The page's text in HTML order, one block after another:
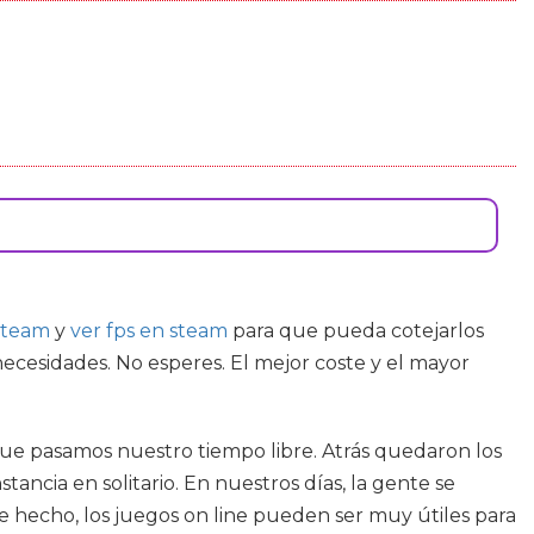
y ver fps en steam para que pueda cotejarlos
No esperes. El mejor coste y el mayor
pasamos nuestro tiempo libre. Atrás quedaron los
en solitario. En nuestros días, la gente se
hecho, los juegos on line pueden ser muy útiles para